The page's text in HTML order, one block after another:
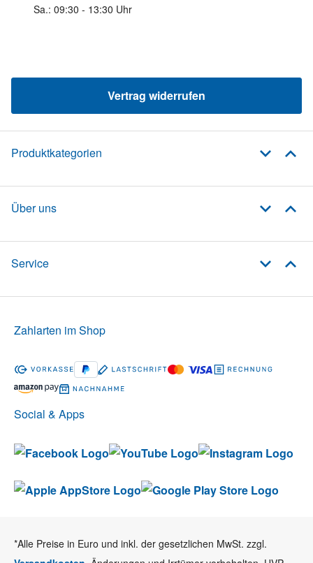
Sa.: 09:30 - 13:30 Uhr
Vertrag widerrufen
Produktkategorien
Über uns
Service
Social & Apps
Zahlarten im Shop
*Alle Preise in Euro und inkl. der gesetzlichen MwSt. zzgl.